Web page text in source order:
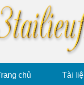
chủ Tài